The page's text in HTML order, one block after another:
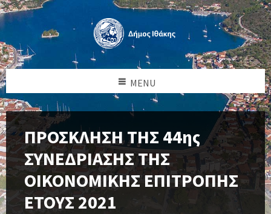
MENU
ΠΡΟΣΚΛΗΣΗ ΤΗΣ 44ης
ΣΥΝΕΔΡΙΑΣΗΣ ΤΗΣ
ΟΙΚΟΝΟΜΙΚΗΣ ΕΠΙΤΡΟΠΗΣ
ΕΤΟΥΣ 2021